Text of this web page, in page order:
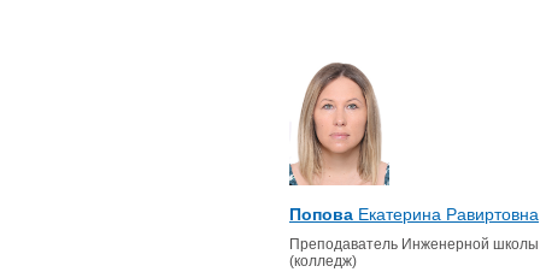
Попова Екатерина Равиртовна
Преподаватель Инженерной
(колледж)